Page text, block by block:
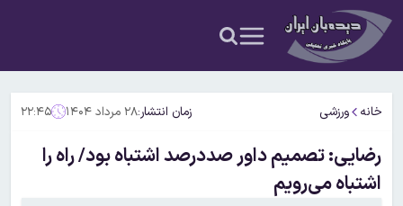
خانه ورزشی زمان انتشار:۲۸ مرداد ۱۴۰۴ ۲۲:۴۵
رضایی: تصمیم‌ داور صددرصد اشتباه بود/ راه را
اشتباه می‌رویم